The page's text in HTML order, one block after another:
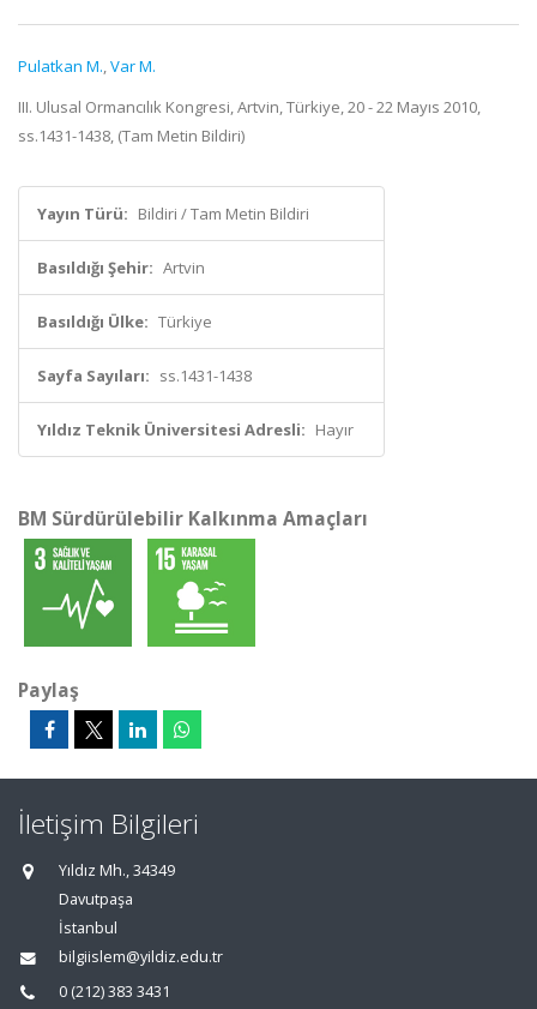
Pulatkan M.,Var M.
III. Ulusal Ormancılık Kongresi, Artvin, Türkiye, 20 - 22 Mayıs 2010,
ss.1431-1438, (Tam Metin Bildiri)
Yayın Türü: Bildiri / Tam Metin Bildiri
Basıldığı Şehir: Artvin
Basıldığı Ülke: Türkiye
Sayfa Sayıları: ss.1431-1438
Yıldız Teknik Üniversitesi Adresli: Hayır
BM Sürdürülebilir Kalkınma Amaçları
Paylaş
İletişim Bilgileri
Yıldız Mh., 34349
Davutpaşa
İstanbul
bilgiislem@yildiz.edu.tr
0 (212) 383 3431